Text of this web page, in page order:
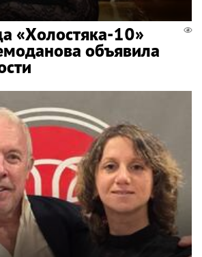
«Холостяка-10»
объявила